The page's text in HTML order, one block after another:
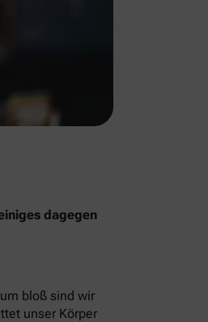
dagegen
bloß sind wir
unser Körper